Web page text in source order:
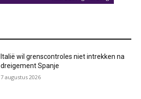
Italië wil grenscontroles niet intrekken na
dreigement Spanje
7 augustus 2026